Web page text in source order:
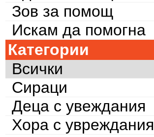
Зов за помощ
Искам да помогна
Категории
Всички
Сираци
Деца с увеждания
Хора с увреждания